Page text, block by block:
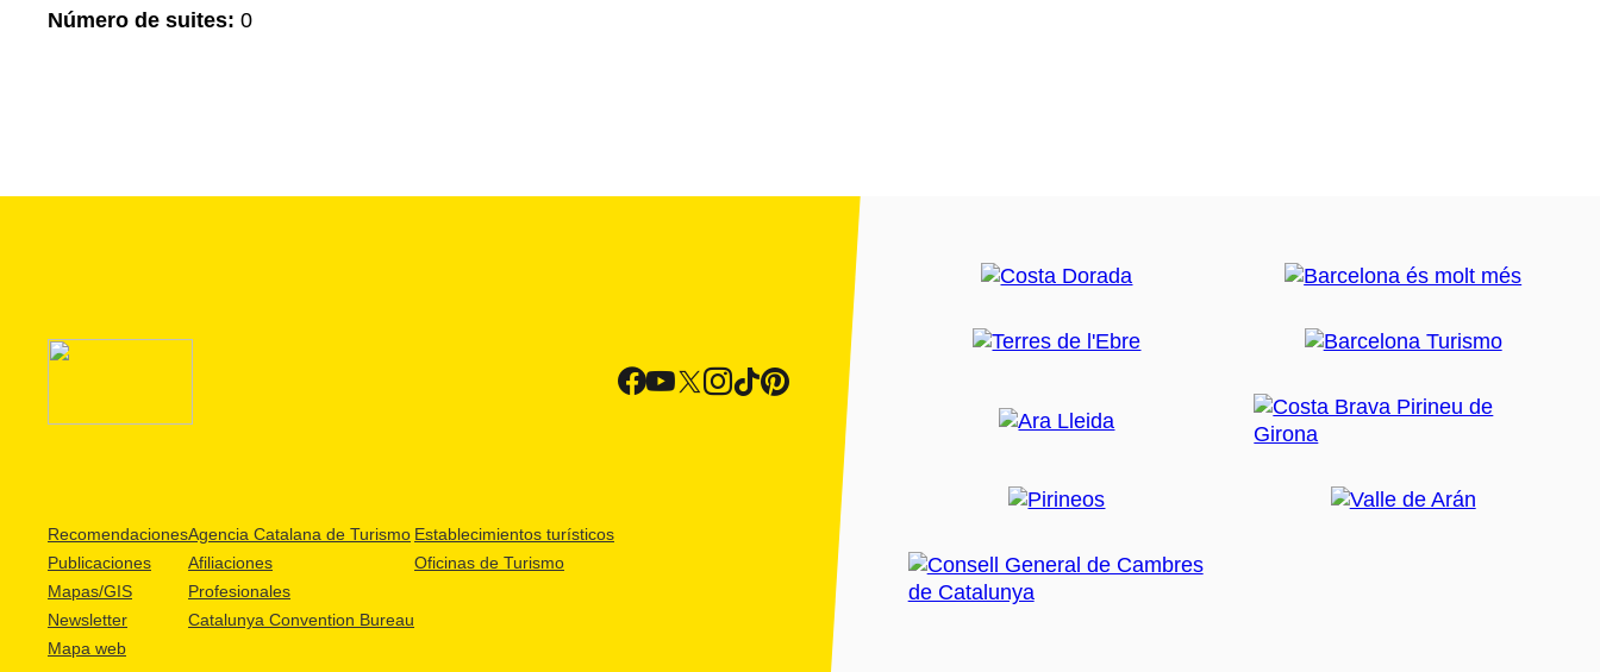
Número de suites: 0
Recomendaciones
Publicaciones
Mapas/GIS
Newsletter
Mapa web
Agencia Catalana de Turismo
Afiliaciones
Profesionales
Catalunya Convention Bureau
Establecimientos turísticos
Oficinas de Turismo